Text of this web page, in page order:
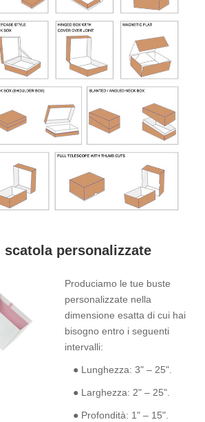
scatola personalizzate
Produciamo le tue buste
personalizzate nella
dimensione esatta di cui hai
bisogno entro i seguenti
intervalli:
● Lunghezza: 3" – 25".
● Larghezza: 2" – 25".
● Profondità: 1" – 15".